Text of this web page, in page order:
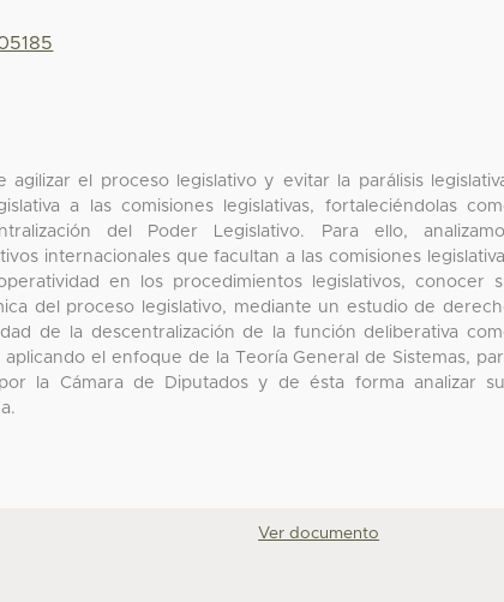
el proceso legislativo y evitar la parálisis
a las comisiones legislativas, fortaleciéndolas
del Poder Legislativo. Para ello,
internacionales que facultan a las comisiones
en los procedimientos legislativos, conocer
del proceso legislativo, mediante un estudio de
de la descentralización de la función deliberativa
el enfoque de la Teoría General de Sistemas,
la Cámara de Diputados y de ésta forma analizar
Ver documento